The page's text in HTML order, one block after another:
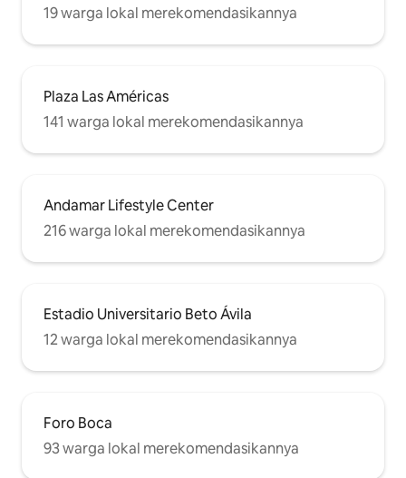
19 warga lokal merekomendasikannya
Plaza Las Américas
141 warga lokal merekomendasikannya
Andamar Lifestyle Center
216 warga lokal merekomendasikannya
Estadio Universitario Beto Ávila
12 warga lokal merekomendasikannya
Foro Boca
93 warga lokal merekomendasikannya